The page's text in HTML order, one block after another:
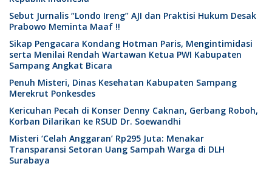
Sebut Jurnalis “Londo Ireng” AJI dan Praktisi Hukum Desak
Prabowo Meminta Maaf !!
Sikap Pengacara Kondang Hotman Paris, Mengintimidasi
serta Menilai Rendah Wartawan Ketua PWI Kabupaten
Sampang Angkat Bicara
Penuh Misteri, Dinas Kesehatan Kabupaten Sampang
Merekrut Ponkesdes
Kericuhan Pecah di Konser Denny Caknan, Gerbang Roboh,
Korban Dilarikan ke RSUD Dr. Soewandhi
Misteri ‘Celah Anggaran’ Rp295 Juta: Menakar
Transparansi Setoran Uang Sampah Warga di DLH
Surabaya